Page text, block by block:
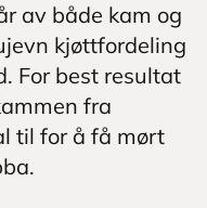
av både kam og
kjøttfordeling
For best resultat
fra
til for å få mørt